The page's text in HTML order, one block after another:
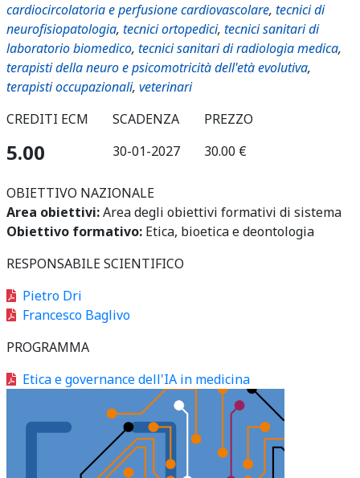
cardiocircolatoria e perfusione cardiovascolare, tecnici di
neurofisiopatologia, tecnici ortopedici, tecnici sanitari di
laboratorio biomedico, tecnici sanitari di radiologia medica,
terapisti della neuro e psicomotricità dell'età evolutiva,
terapisti occupazionali, veterinari
CREDITI ECM
5.00
SCADENZA
30-01-2027
PREZZO
30.00 €
OBIETTIVO NAZIONALE
Area obiettivi:Area degli obiettivi formativi di sistema
Obiettivo formativo: Etica, bioetica e deontologia
RESPONSABILE SCIENTIFICO
Pietro Dri
Francesco Baglivo
PROGRAMMA
Etica e governance dell'IA in medicina